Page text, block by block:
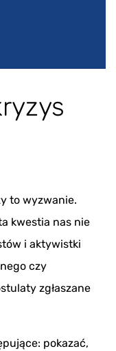
to wyzwanie.
kwestia nas nie
i aktywistki
czy
zgłaszane
pokazać,